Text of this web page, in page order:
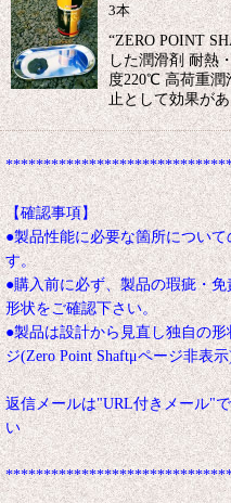
3本
“ZERO POINT
した潤滑剤 耐熱
度220℃ 高荷重潤
止として効果が
【確認事項】
●製品性能に必要な箇所につい
す。
●購入前に必ず、製品の瑕疵・
形状をご確認下さい。
●製品は設計から見直し独自の
ジ(Zero Point Shaftμページ非表
返信メールは"URL付きメール"
い